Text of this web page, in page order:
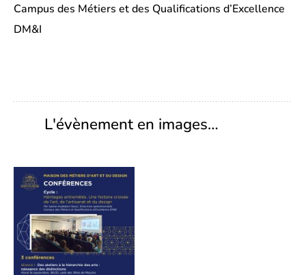
Campus des Métiers et des Qualifications d’Excellence
DM&I
L'évènement en images…